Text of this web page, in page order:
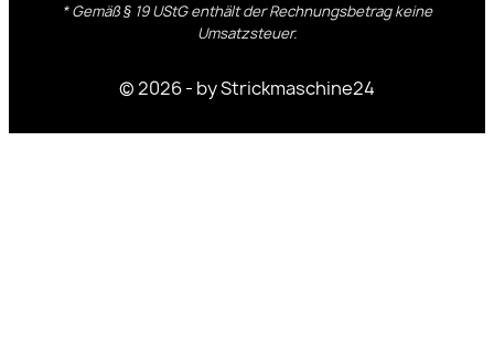
* Gemäß § 19 UStG enthält der Rechnungsbetrag keine
Umsatzsteuer.
© 2026 - by Strickmaschine24